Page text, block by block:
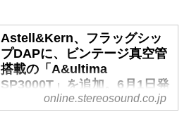
Astell&Kern、フラッグシッ
プDAPに、ビンテージ真空管
搭載の「A&ultima
SP3000T」を追加。6月1日発
売で55万円！online.stereosound.co.jp